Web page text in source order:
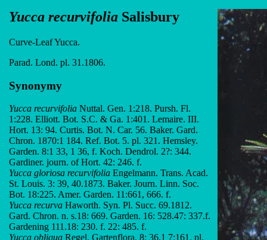
Yucca recurvifolia Salisbury
Curve-Leaf Yucca.
Parad. Lond. pl. 31.1806.
Synonymy
Yucca recurvifolia Nuttal. Gen. 1:218. Pursh. Fl.
1:228. Elliott. Bot. S.C. & Ga. 1:401. Lemaire. III.
Hort. 13: 94. Curtis. Bot. N. Car. 56. Baker. Gard.
Chron. 1870:1 184. Ref. Bot. 5. pl. 321. Hemsley.
Garden. 8:1 33, 1 36, f. Koch. Dendrol. 2?: 344.
Gardiner. journ. of Hort. 42: 246. f.
Yucca gloriosa recurvifolia Engelmann. Trans. Acad.
St. Louis. 3: 39, 40.1873. Baker. Journ. Linn. Soc.
Bot. 18:225. Amer. Garden. 11:661, 666. f.
Yucca recurva Haworth. Syn. Pl. Succ. 69.1812.
Gard. Chron. n. s.18: 669. Garden. 16: 528.47: 337.f.
Gardening 111.18: 230. f. 22: 485. f.
Yucca obliqua Regel. Gartenflora. 8: 36.1 7:161. pl.